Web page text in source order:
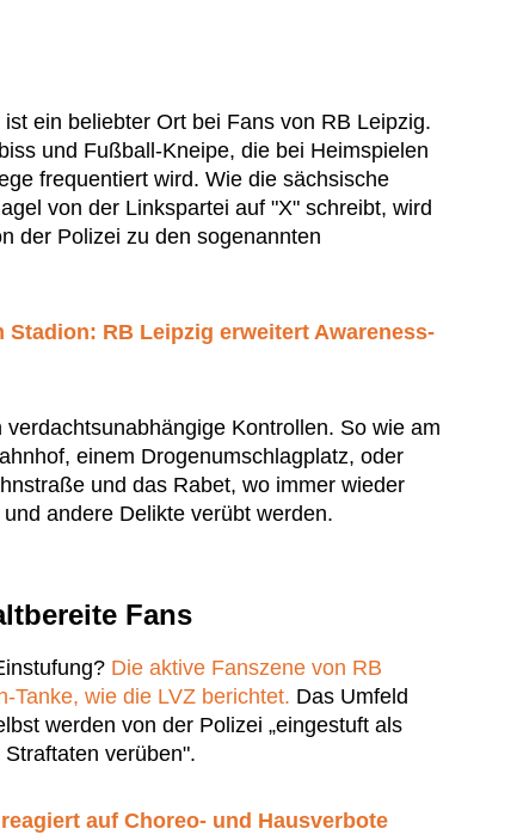
ein beliebter Ort bei Fans von RB Leipzig.
und Fußball-Kneipe, die bei Heimspielen
frequentiert wird. Wie die sächsische
von der Linkspartei auf "X" schreibt, wird
der Polizei zu den sogenannten
Stadion: RB Leipzig erweitert Awareness-
Kontrollen. So wie am
einem Drogenumschlagplatz, oder
und das Rabet, wo immer wieder
andere Delikte verübt werden.
Fans
Die aktive Fanszene von RB
Tanke, wie die LVZ berichtet. Das Umfeld
werden von der Polizei „eingestuft als
verüben".
auf Choreo- und Hausverbote